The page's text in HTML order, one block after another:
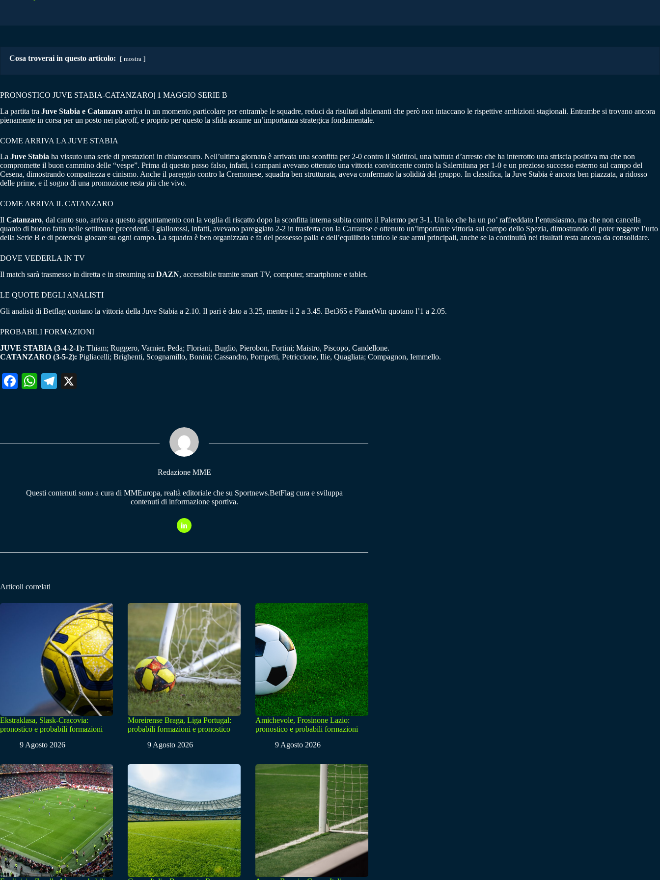
Cosa troverai in questo articolo: mostra
PRONOSTICO JUVE STABIA-CATANZARO| 1 MAGGIO SERIE B
La partita tra Juve Stabia e Catanzaro arriva in un momento particolare per entrambe le squadre, reduci da risultati altalenanti che però non intaccano le rispettive ambizioni stagionali. Entrambe si trovano ancora
pienamente in corsa per un posto nei playoff, e proprio per questo la sfida assume un’importanza strategica fondamentale.
COME ARRIVA LA JUVE STABIA
La Juve Stabia ha vissuto una serie di prestazioni in chiaroscuro. Nell’ultima giornata è arrivata una sconfitta per 2-0 contro il Südtirol, una battuta d’arresto che ha interrotto una striscia positiva ma che non
compromette il buon cammino delle “vespe”. Prima di questo passo falso, infatti, i campani avevano ottenuto una vittoria convincente contro la Salernitana per 1-0 e un prezioso successo esterno sul campo del
Cesena, dimostrando compattezza e cinismo. Anche il pareggio contro la Cremonese, squadra ben strutturata, aveva confermato la solidità del gruppo. In classifica, la Juve Stabia è ancora ben piazzata, a ridosso
delle prime, e il sogno di una promozione resta più che vivo.
COME ARRIVA IL CATANZARO
Il Catanzaro, dal canto suo, arriva a questo appuntamento con la voglia di riscatto dopo la sconfitta interna subita contro il Palermo per 3-1. Un ko che ha un po’ raffreddato l’entusiasmo, ma che non cancella
quanto di buono fatto nelle settimane precedenti. I giallorossi, infatti, avevano pareggiato 2-2 in trasferta con la Carrarese e ottenuto un’importante vittoria sul campo dello Spezia, dimostrando di poter reggere l’urto
della Serie B e di potersela giocare su ogni campo. La squadra è ben organizzata e fa del possesso palla e dell’equilibrio tattico le sue armi principali, anche se la continuità nei risultati resta ancora da consolidare.
DOVE VEDERLA IN TV
Il match sarà trasmesso in diretta e in streaming su DAZN, accessibile tramite smart TV, computer, smartphone e tablet.
LE QUOTE DEGLI ANALISTI
Gli analisti di Betflag quotano la vittoria della Juve Stabia a 2.10. Il pari è dato a 3.25, mentre il 2 a 3.45. Bet365 e PlanetWin quotano l’1 a 2.05.
PROBABILI FORMAZIONI
JUVE STABIA (3-4-2-1): Thiam; Ruggero, Varnier, Peda; Floriani, Buglio, Pierobon, Fortini; Maistro, Piscopo, Candellone.
CATANZARO (3-5-2): Pigliacelli; Brighenti, Scognamillo, Bonini; Cassandro, Pompetti, Petriccione, Ilie, Quagliata; Compagnon, Iemmello.
Fa W
pp
Te
m
Redazione MME
Questi contenuti sono a cura di MMEuropa, realtà editoriale che su Sportnews.BetFlag cura e sviluppa
contenuti di informazione sportiva.
Articoli correlati
Ekstraklasa, Slask-Cracovia:
pronostico e probabili formazioni
9 Agosto 2026
Moreirense Braga, Liga Portugal:
probabili formazioni e pronostico
9 Agosto 2026
Amichevole, Frosinone Lazio:
pronostico e probabili formazioni
9 Agosto 2026